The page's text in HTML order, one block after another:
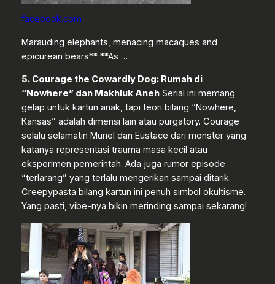
facebook.com
Marauding elephants, menacing macaques and
epicurean bears** **As …
5. Courage the Cowardly Dog: Rumah di
“Nowhere” dan Makhluk AnehSerial ini memang
gelap untuk kartun anak, tapi teori bilang “Nowhere,
Kansas” adalah dimensi lain atau purgatory. Courage
selalu selamatin Muriel dan Eustace dari monster yang
katanya representasi trauma masa kecil atau
eksperimen pemerintah. Ada juga rumor episode
“terlarang” yang terlalu mengerikan sampai ditarik.
Creepypasta bilang kartun ini penuh simbol okultisme.
Yang pasti, vibe-nya bikin merinding sampai sekarang!